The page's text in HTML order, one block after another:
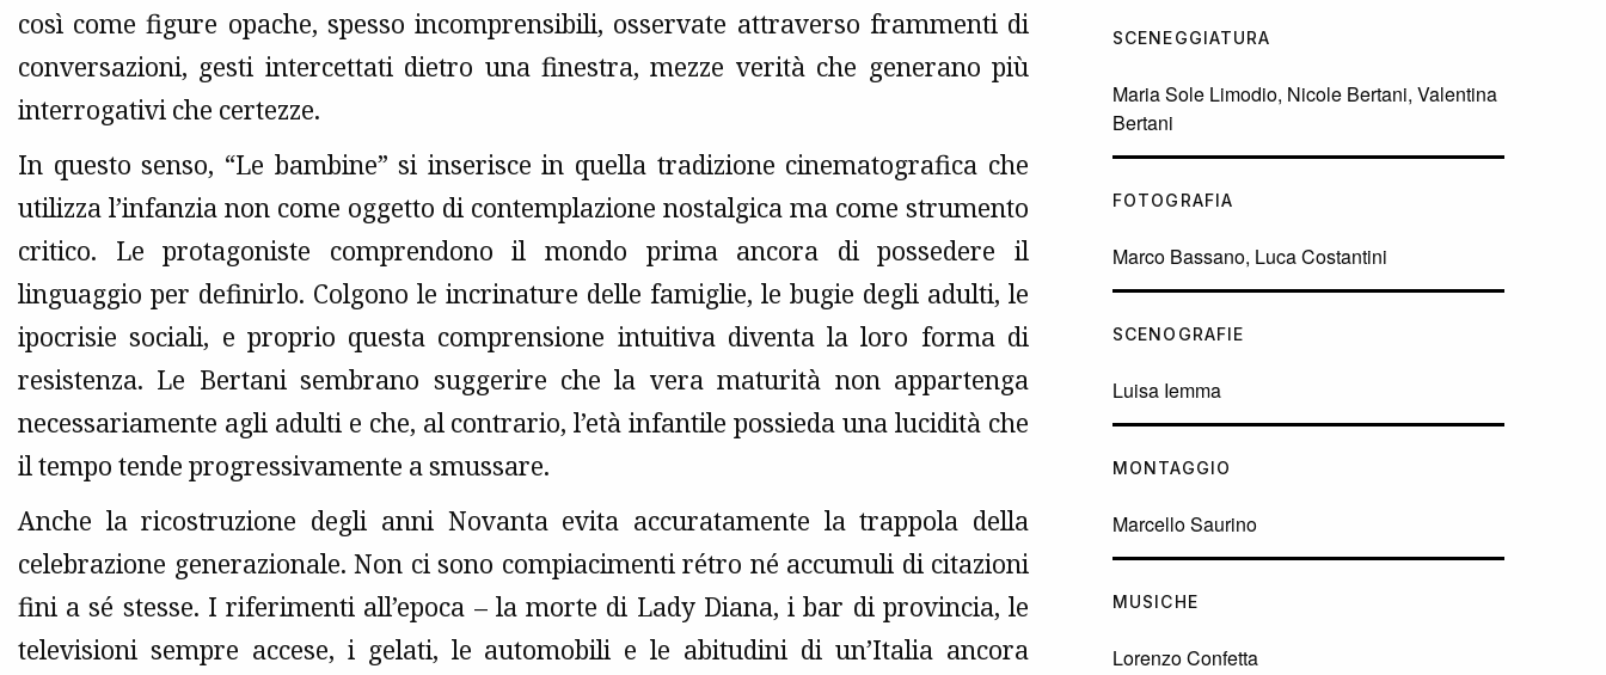
così come figure opache, spesso incomprensibili, osservate attraverso frammenti di
conversazioni, gesti intercettati dietro una finestra, mezze verità che generano più
interrogativi che certezze.
In questo senso, “Le bambine” si inserisce in quella tradizione cinematografica che
utilizza l’infanzia non come oggetto di contemplazione nostalgica ma come strumento
critico. Le protagoniste comprendono il mondo prima ancora di possedere il
linguaggio per definirlo. Colgono le incrinature delle famiglie, le bugie degli adulti, le
ipocrisie sociali, e proprio questa comprensione intuitiva diventa la loro forma di
resistenza. Le Bertani sembrano suggerire che la vera maturità non appartenga
necessariamente agli adulti e che, al contrario, l’età infantile possieda una lucidità che
il tempo tende progressivamente a smussare.
Anche la ricostruzione degli anni Novanta evita accuratamente la trappola della
celebrazione generazionale. Non ci sono compiacimenti rétro né accumuli di citazioni
fini a sé stesse. I riferimenti all’epoca – la morte di Lady Diana, i bar di provincia, le
televisioni sempre accese, i gelati, le automobili e le abitudini di un’Italia ancora
SCENEGGIATURA
Maria Sole Limodio, Nicole Bertani, Valentina
Bertani
FOTOGRAFIA
Marco Bassano, Luca Costantini
SCENOGRAFIE
Luisa Iemma
MONTAGGIO
Marcello Saurino
MUSICHE
Lorenzo Confetta